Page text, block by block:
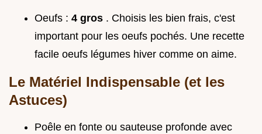
Oeufs : 4 gros . Choisis les bien frais, c'est
important pour les oeufs pochés. Une recette
facile oeufs légumes hiver comme on aime.
Le Matériel Indispensable (et les
Astuces)
Poêle en fonte ou sauteuse profonde avec